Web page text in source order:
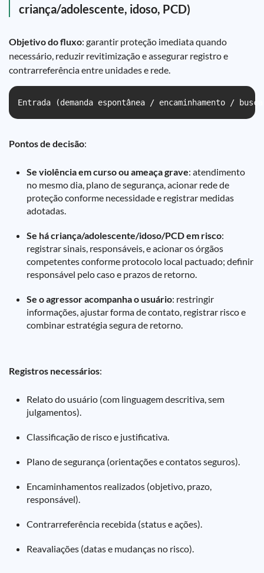
criança/adolescente, idoso, PCD)
Objetivo do fluxo: garantir proteção imediata quando
necessário, reduzir revitimização e assegurar registro e
contrarreferência entre unidades e rede.
Entrada (demanda espontânea / encaminhamento /
Pontos de decisão:
Se violência em curso ou ameaça grave: atendimento
no mesmo dia, plano de segurança, acionar rede de
proteção conforme necessidade e registrar medidas
adotadas.
Se há criança/adolescente/idoso/PCD em risco:
registrar sinais, responsáveis, e acionar os órgãos
competentes conforme protocolo local pactuado; definir
responsável pelo caso e prazos de retorno.
Se o agressor acompanha o usuário: restringir
informações, ajustar forma de contato, registrar risco e
combinar estratégia segura de retorno.
Registros necessários:
Relato do usuário (com linguagem descritiva, sem
julgamentos).
Classificação de risco e justificativa.
Plano de segurança (orientações e contatos seguros).
Encaminhamentos realizados (objetivo, prazo,
responsável).
Contrarreferência recebida (status e ações).
Reavaliações (datas e mudanças no risco).